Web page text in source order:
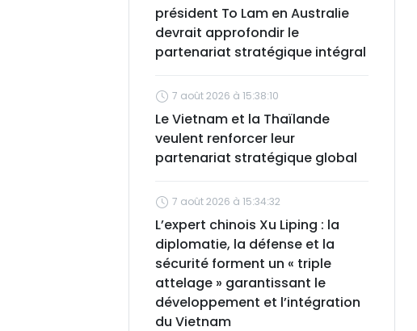
président To Lam en Australie
devrait approfondir le
partenariat stratégique intégral
7 août 2026 à 15:38:10
Le Vietnam et la Thaïlande
veulent renforcer leur
partenariat stratégique global
7 août 2026 à 15:34:32
L’expert chinois Xu Liping : la
diplomatie, la défense et la
sécurité forment un « triple
attelage » garantissant le
développement et l’intégration
du Vietnam